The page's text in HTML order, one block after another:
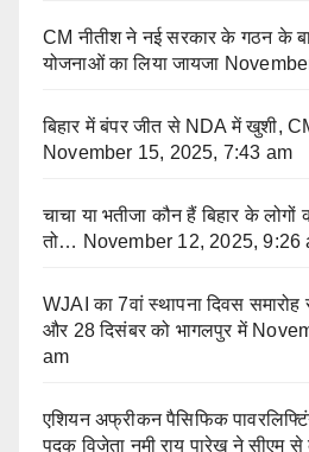
CM नीतीश ने नई सरकार के गठन के
योजनाओं का लिया जायजा
बिहार में बंपर जीत से NDA में खुशी,
November 15, 2025, 7:43 am
चाचा या भतीजा कौन हैं बिहार के
तो… November 12, 2025, 9:26
WJAI का 7वां स्थापना दिवस समारोह
और 28 दिसंबर को भागलपुर में
am
एशियन अफ्रीकन पैसिफिक
पदक विजेता नमी राय पारेख ने सीएम